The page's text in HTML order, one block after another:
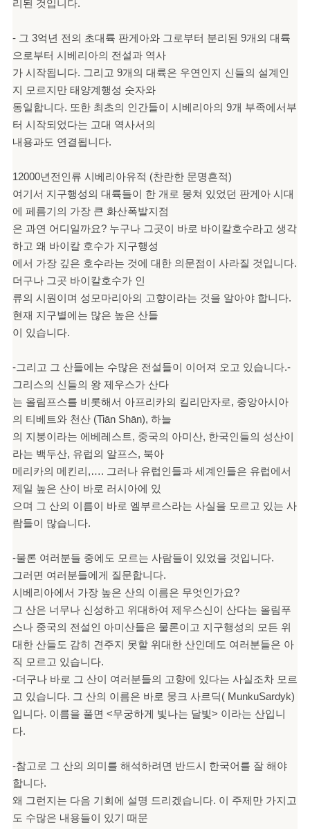
리된 것입니다.
- 그 3억년 전의 초대륙 판게아와 그로부터 분리된 9개의 대륙
으로부터 시베리아의 전설과 역사
가 시작됩니다. 그리고 9개의 대륙은 우연인지 신들의 설계인
지 모르지만 태양계행성 숫자와
동일합니다. 또한 최초의 인간들이 시베리아의 9개 부족에서부
터 시작되었다는 고대 역사서의
내용과도 연결됩니다.
12000년전인류 시베리아유적 (찬란한 문명흔적)
여기서 지구행성의 대륙들이 한 개로 뭉쳐 있었던 판게아 시대
에 페름기의 가장 큰 화산폭발지점
은 과연 어디일까요? 누구나 그곳이 바로 바이칼호수라고 생각
하고 왜 바이칼 호수가 지구행성
에서 가장 깊은 호수라는 것에 대한 의문점이 사라질 것입니다.
더구나 그곳 바이칼호수가 인
류의 시원이며 성모마리아의 고향이라는 것을 알아야 합니다.
현재 지구별에는 많은 높은 산들
이 있습니다.
-그리고 그 산들에는 수많은 전설들이 이어져 오고 있습니다.-
그리스의 신들의 왕 제우스가 산다
는 올림프스를 비롯해서 아프리카의 킬리만자로, 중앙아시아
의 티베트와 천산 (Tiān Shān), 하늘
의 지붕이라는 에베레스트, 중국의 아미산, 한국인들의 성산이
라는 백두산, 유럽의 알프스, 북아
메리카의 메킨리,…. 그러나 유럽인들과 세계인들은 유럽에서
제일 높은 산이 바로 러시아에 있
으며 그 산의 이름이 바로 엘부르스라는 사실을 모르고 있는 사
람들이 많습니다.
-물론 여러분들 중에도 모르는 사람들이 있었을 것입니다.
그러면 여러분들에게 질문합니다.
시베 리아에서 가장 높은 산의 이름은 무엇인가요?
그 산은 너무나 신성하고 위대하여 제우스신이 산다는 올림푸
스나 중국의 전설인 아미산들은 물론이고 지구행성의 모든 위
대한 산들도 감히 견주지 못할 위대한 산인데도 여러분들은 아
직 모르고 있습니다.
-더구나 바로 그 산이 여러분들의 고향에 있다는 사실조차 모르
고 있습니다. 그 산의 이름은 바로 뭉크 사르딕( MunkuSardyk)
입니다. 이름을 풀면 <무궁하게 빛나는 달빛> 이라는 산입니
다.
-참고로 그 산의 의미를 해석하려면 반드시 한국어를 잘 해야
합니다.
왜 그런지는 다음 기회에 설명 드리겠습니다. 이 주제만 가지고
도 수많은 내용들이 있기 때문